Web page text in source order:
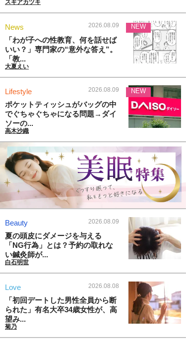
スギアカツキ
News 2026.08.09
「わが子への性教育、何を話せば
いい？」専門家の“意外な答え”。
「教...
大夏えい
NEW
Lifestyle 2026.08.09
ポケットティッシュがバッグの中
でぐちゃぐちゃになる問題→ダイ
ソーの...
高木沙織
NEW
Beauty 2026.08.09
夏の頭皮にダメージを与える
「NG行為」とは？予約の取れな
い鍼灸師が...
白石明世
Love 2026.08.08
「初回デートした男性全員から断
られた」有名大卒34歳女性が、高
望み...
菊乃